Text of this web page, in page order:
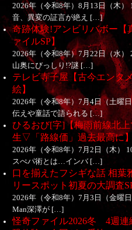
2026年（令和8年）8月13日（木）
音、異変の証言が絶え […]
奇跡体験!アンビリバボー
ァイルSP】
2026年（令和8年）7月22日（水
山奥にびっしり!?謎 […]
テレビ寺子屋【古今エンタ
絵】
2026年（令和8年）7月4日（土曜
伝えや童話で語られる […]
ひるおび[字]【梅雨前線北
生▽「路線価」過去最高に】
2026年（令和8年）7月2日（木）
スぺパ術とは…インバ […]
口を揃えたフシギな話 相葉
リースポット初夏の大調査
2026年（令和8年）7月3日（金曜
Man深澤が […]
怪奇ファイル2026冬 4週